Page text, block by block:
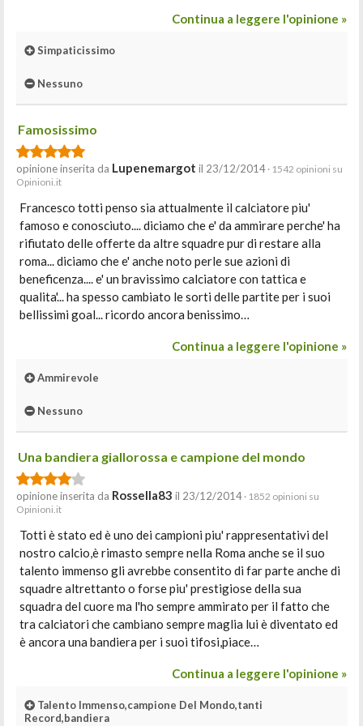
Continua a leggere l'opinione »
Simpaticissimo
Nessuno
Famosissimo
opinione inserita da Lupenemargot il 23/12/2014 · 1542 opinioni su
Opinioni.it
Francesco totti penso sia attualmente il calciatore piu'
famoso e conosciuto.... diciamo che e' da ammirare perche' ha
rifiutato delle offerte da altre squadre pur di restare alla
roma... diciamo che e' anche noto perle sue azioni di
beneficenza.... e' un bravissimo calciatore con tattica e
qualita'... ha spesso cambiato le sorti delle partite per i suoi
bellissimi goal... ricordo ancora benissimo…
Continua a leggere l'opinione »
Ammirevole
Nessuno
Una bandiera giallorossa e campione del mondo
opinione inserita da Rossella83 il 23/12/2014 · 1852 opinioni su
Opinioni.it
Totti è stato ed è uno dei campioni piu' rappresentativi del
nostro calcio,è rimasto sempre nella Roma anche se il suo
talento immenso gli avrebbe consentito di far parte anche di
squadre altrettanto o forse piu' prestigiose della sua
squadra del cuore ma l'ho sempre ammirato per il fatto che
tra calciatori che cambiano sempre maglia lui è diventato ed
è ancora una bandiera per i suoi tifosi,piace…
Continua a leggere l'opinione »
Talento Immenso,campione Del Mondo,tanti
Record,bandiera